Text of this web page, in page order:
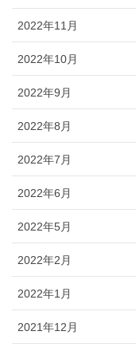
2022年11月
2022年10月
2022年9月
2022年8月
2022年7月
2022年6月
2022年5月
2022年2月
2022年1月
2021年12月